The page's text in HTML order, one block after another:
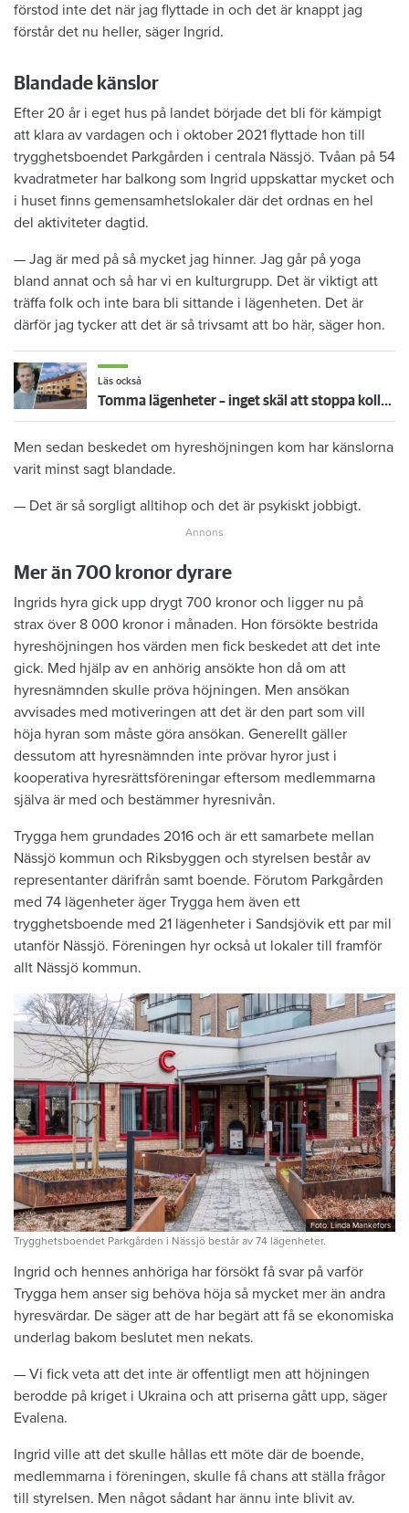
förstod inte det när jag flyttade in och det är knappt jag
förstår det nu heller, säger Ingrid.
Blandade känslor
Efter 20 år i eget hus på landet började det bli för kämpigt
att klara av vardagen och i oktober 2021 flyttade hon till
trygghetsboendet Parkgården i centrala Nässjö. Tvåan på 54
kvadratmeter har balkong som Ingrid uppskattar mycket och
i huset finns gemensamhetslokaler där det ordnas en hel
del aktiviteter dagtid.
— Jag är med på så mycket jag hinner. Jag går på yoga
bland annat och så har vi en kulturgrupp. Det är viktigt att
träffa folk och inte bara bli sittande i lägenheten. Det är
därför jag tycker att det är så trivsamt att bo här, säger hon.
Läs också
Tomma lägenheter – inget skäl att stoppa kollektiva hyresförhandlingar
Men sedan beskedet om hyreshöjningen kom har känslorna
varit minst sagt blandade.
— Det är så sorgligt alltihop och det är psykiskt jobbigt.
Mer än 700 kronor dyrare
Ingrids hyra gick upp drygt 700 kronor och ligger nu på
strax över 8 000 kronor i månaden. Hon försökte bestrida
hyreshöjningen hos värden men fick beskedet att det inte
gick. Med hjälp av en anhörig ansökte hon då om att
hyresnämnden skulle pröva höjningen. Men ansökan
avvisades med motiveringen att det är den part som vill
höja hyran som måste göra ansökan. Generellt gäller
dessutom att hyresnämnden inte prövar hyror just i
kooperativa hyresrättsföreningar eftersom medlemmarna
själva är med och bestämmer hyresnivån.
Trygga hem grundades 2016 och är ett samarbete mellan
Nässjö kommun och Riksbyggen och styrelsen består av
representanter därifrån samt boende. Förutom Parkgården
med 74 lägenheter äger Trygga hem även ett
trygghetsboende med 21 lägenheter i Sandsjövik ett par mil
utanför Nässjö. Föreningen hyr också ut lokaler till framför
allt Nässjö kommun.
Foto: Linda Mankefors
Trygghetsboendet Parkgården i Nässjö består av 74 lägenheter.
Ingrid och hennes anhöriga har försökt få svar på varför
Trygga hem anser sig behöva höja så mycket mer än andra
hyresvärdar. De säger att de har begärt att få se ekonomiska
underlag bakom beslutet men nekats.
— Vi fick veta att det inte är offentligt men att höjningen
berodde på kriget i Ukraina och att priserna gått upp, säger
Evalena.
Ingrid ville att det skulle hållas ett möte där de boende,
medlemmarna i föreningen, skulle få chans att ställa frågor
till styrelsen. Men något sådant har ännu inte blivit av.